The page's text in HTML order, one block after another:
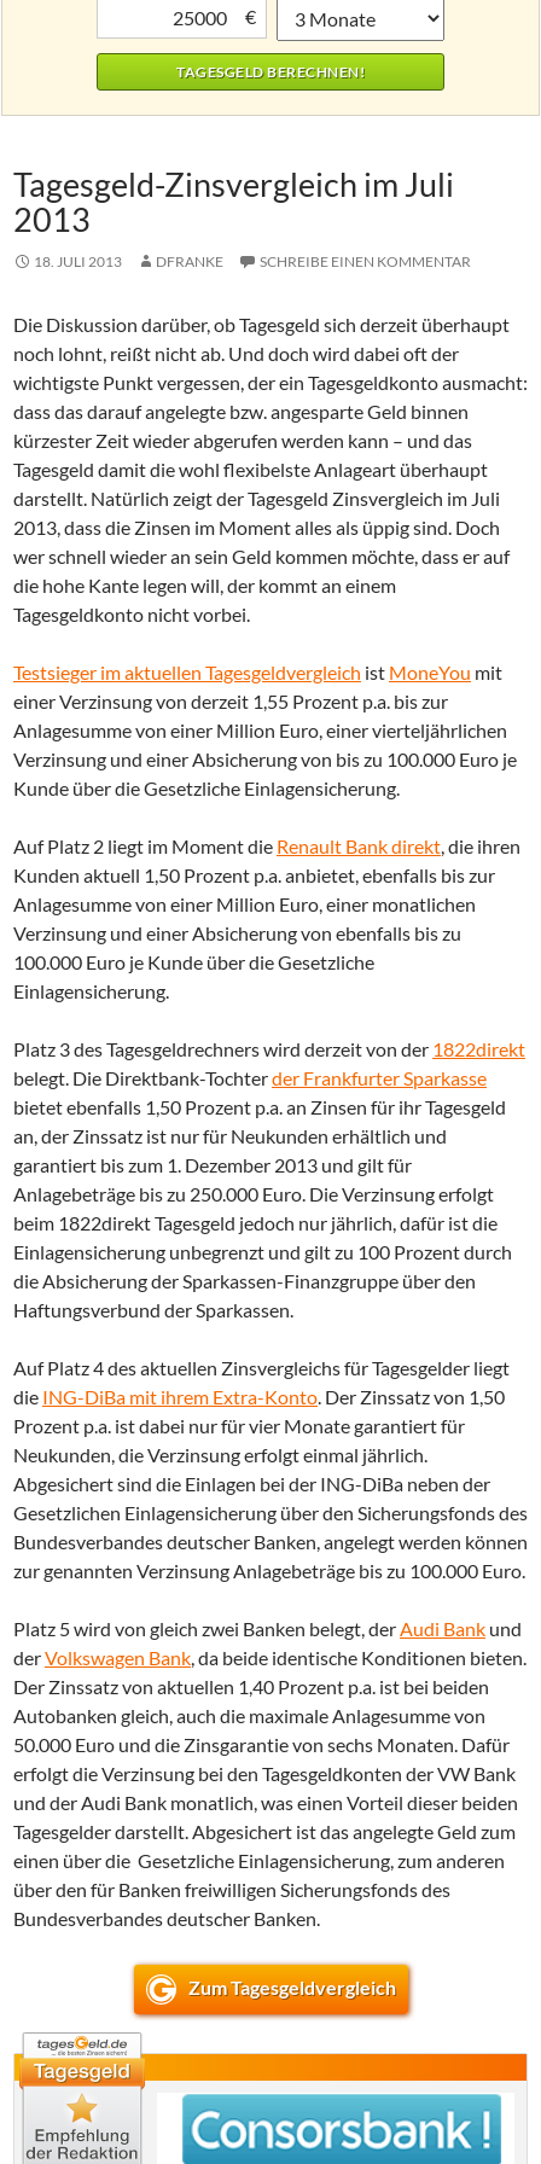
€
Tagesgeld-Zinsvergleich im Juli
2013
18. JULI 2013 DFRANKE SCHREIBE EINEN KOMMENTAR
Die Diskussion darüber, ob Tagesgeld sich derzeit überhaupt
noch lohnt, reißt nicht ab. Und doch wird dabei oft der
wichtigste Punkt vergessen, der ein Tagesgeldkonto ausmacht:
dass das darauf angelegte bzw. angesparte Geld binnen
kürzester Zeit wieder abgerufen werden kann – und das
Tagesgeld damit die wohl flexibelste Anlageart überhaupt
darstellt. Natürlich zeigt der Tagesgeld Zinsvergleich im Juli
2013, dass die Zinsen im Moment alles als üppig sind. Doch
wer schnell wieder an sein Geld kommen möchte, dass er auf
die hohe Kante legen will, der kommt an einem
Tagesgeldkonto nicht vorbei.
Testsieger im aktuellen Tagesgeldvergleich ist MoneYou mit
einer Verzinsung von derzeit 1,55 Prozent p.a. bis zur
Anlagesumme von einer Million Euro, einer vierteljährlichen
Verzinsung und einer Absicherung von bis zu 100.000 Euro je
Kunde über die Gesetzliche Einlagensicherung.
Auf Platz 2 liegt im Moment die Renault Bank direkt , die ihren
Kunden aktuell 1,50 Prozent p.a. anbietet, ebenfalls bis zur
Anlagesumme von einer Million Euro, einer monatlichen
Verzinsung und einer Absicherung von ebenfalls bis zu
100.000 Euro je Kunde über die Gesetzliche
Einlagensicherung.
Platz 3 des Tagesgeldrechners wird derzeit von der 1822direkt
belegt. Die Direktbank-Tochterder Frankfurter Sparkasse
bietet ebenfalls 1,50 Prozent p.a. an Zinsen für ihr Tagesgeld
an, der Zinssatz ist nur für Neukunden erhältlich und
garantiert bis zum 1. Dezember 2013 und gilt für
Anlagebeträge bis zu 250.000 Euro. Die Verzinsung erfolgt
beim 1822direkt Tagesgeld jedoch nur jährlich, dafür ist die
Einlagensicherung unbegrenzt und gilt zu 100 Prozent durch
die Absicherung der Sparkassen-Finanzgruppe über den
Haftungsverbund der Sparkassen.
Auf Platz 4 des aktuellen Zinsvergleichs für Tagesgelder liegt
die ING-DiBa mit ihrem Extra-Konto . Der Zinssatz von 1,50
Prozent p.a. ist dabei nur für vier Monate garantiert für
Neukunden, die Verzinsung erfolgt einmal jährlich.
Abgesichert sind die Einlagen bei der ING-DiBa neben der
Gesetzlichen Einlagensicherung über den Sicherungsfonds des
Bundesverbandes deutscher Banken, angelegt werden können
zur genannten Verzinsung Anlagebeträge bis zu 100.000 Euro.
Platz 5 wird von gleich zwei Banken belegt, der Audi Bank und
derVolkswagen Bank , da beide identische Konditionen bieten.
Der Zinssatz von aktuellen 1,40 Prozent p.a. ist bei beiden
Autobanken gleich, auch die maximale Anlagesumme von
50.000 Euro und die Zinsgarantie von sechs Monaten. Dafür
erfolgt die Verzinsung bei den Tagesgeldkonten der VW Bank
und der Audi Bank monatlich, was einen Vorteil dieser beiden
Tagesgelder darstellt. Abgesichert ist das angelegte Geld zum
einen über die Gesetzliche Einlagensicherung, zum anderen
über den für Banken freiwilligen Sicherungsfonds des
Bundesverbandes deutscher Banken.
Zum Tagesgeldvergleich